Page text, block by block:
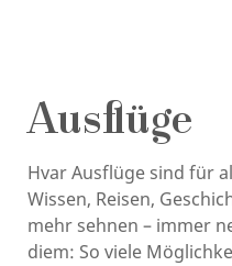
Ausflüge
Hvar Ausflüge sind für
Wissen, Reisen,
mehr sehnen – immer
diem: So viele